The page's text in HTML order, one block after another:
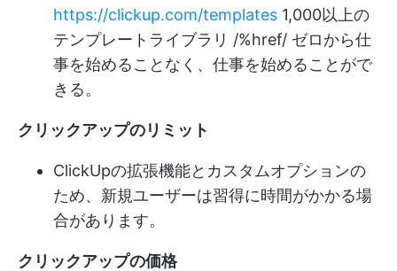
https://clickup.com/templates 1,000以上の
テンプレートライブラリ /%href/ ゼロから仕
事を始めることなく、仕事を始めることがで
きる。
クリックアップのリミット
ClickUpの拡張機能とカスタムオプションの
ため、新規ユーザーは習得に時間がかかる場
合があります。
クリックアップの価格